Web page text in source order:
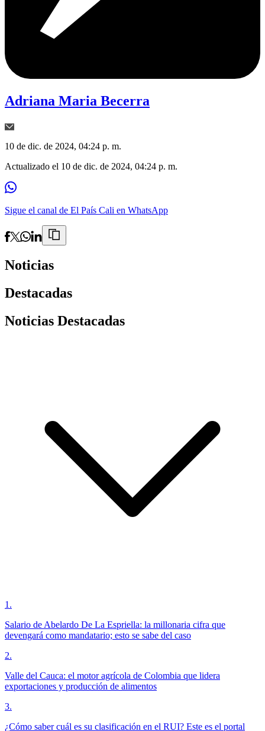
Adriana Maria Becerra
10 de dic. de 2024, 04:24 p. m.
Actualizado el 10 de dic. de 2024, 04:24 p. m.
Sigue el canal de El País Cali en WhatsApp
Noticias
Destacadas
Noticias Destacadas
1 .
Salario de Abelardo De La Espriella: la millonaria cifra que
devengará como mandatario; esto se sabe del caso
2.
Valle del Cauca: el motor agrícola de Colombia que lidera
exportaciones y producción de alimentos
3.
¿Cómo saber cuál es su clasificación en el RUI? Este es el portal